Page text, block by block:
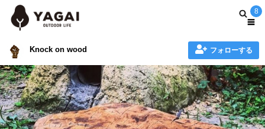
8
Knock on wood フォローする